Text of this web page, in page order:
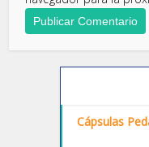
Cápsulas